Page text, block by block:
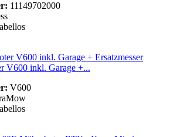
11149702000
V600 inkl. Garage +...
V600